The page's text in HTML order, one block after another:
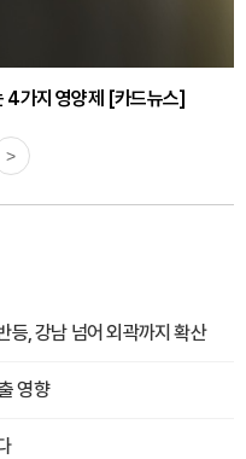
4가지 영양제 [카드뉴스]
>
, 강남 넘어 외곽까지 확산
영향